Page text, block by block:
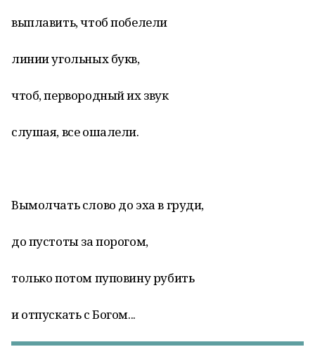
выплавить, чтоб побелели
линии угольных букв,
чтоб, первородный их звук
слушая, все ошалели.
Вымолчать слово до эха в груди,
до пустоты за порогом,
только потом пуповину рубить
и отпускать с Богом...